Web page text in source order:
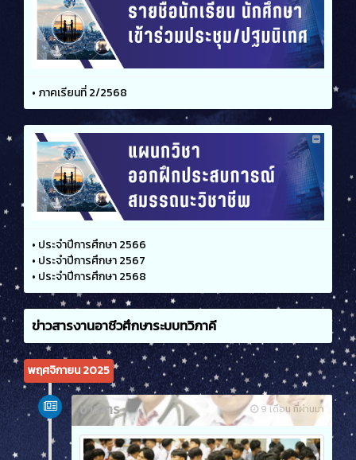
• ภาคเรียนที่ 2/2568
• ประจำปีการศึกษา 2566
• ประจำปีการศึกษา 2567
• ประจำปีการศึกษา 2568
ข่าวสารงานอาชีวศึกษาระบบทวิภาคี
พฤศจิกายน 2025
9 เดือน ที่ผ่านมา
ข่าวสาร